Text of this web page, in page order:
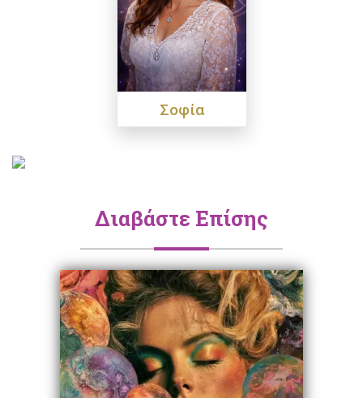
Σοφία
Διαβάστε Επίσης